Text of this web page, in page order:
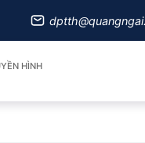
HÌNH